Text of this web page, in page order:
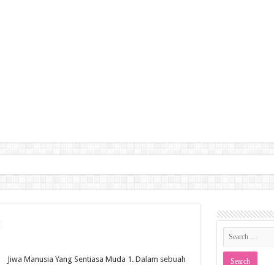
Jiwa Manusia Yang Sentiasa Muda 1. Dalam sebuah